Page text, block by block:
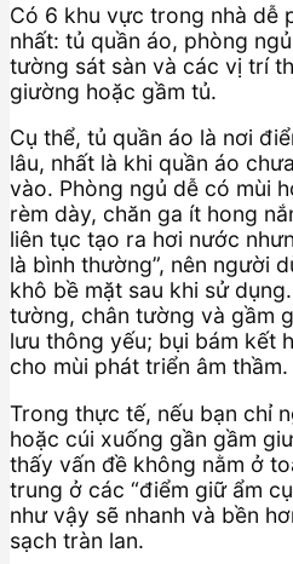
Có 6 khu vực trong nhà dễ
nhất: tủ quần áo, phòng
tường sát sàn và các vị trí
giường hoặc gầm tủ.
Cụ thể, tủ quần áo là nơi
lâu, nhất là khi quần áo
vào. Phòng ngủ dễ có mùi
rèm dày, chăn ga ít hong
liên tục tạo ra hơi nước
là bình thường”, nên người
khô bề mặt sau khi sử
tường, chân tường và gầm
lưu thông yếu; bụi bám kết
cho mùi phát triển âm thầm.
Trong thực tế, nếu bạn chỉ
hoặc cúi xuống gần gầm
thấy vấn đề không nằm ở
trung ở các “điểm giữ ẩm
như vậy sẽ nhanh và bền
sạch tràn lan.